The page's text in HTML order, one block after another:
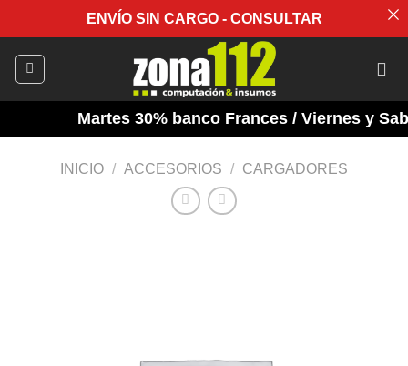
ENVÍO SIN CARGO - CONSULTAR
Martes 30% banco Frances / Viernes y
INICIO / ACCESORIOS / CARGADORES